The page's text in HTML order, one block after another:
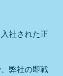
社された正
弊社の即戦